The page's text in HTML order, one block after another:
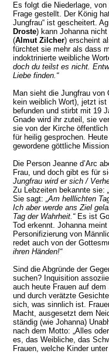
Es folgt die Niederlage,
Frage gestellt. Der König
Jungfrau“ ist gescheitert.
Droste) kann Johanna
(Almut Zilcher) erscheint
fürchtet sie mehr als dass
indoktrinierte weibliche
doch du teilst es nicht.
Liebe finden.“
Man sieht die Jungfrau von
kein weiblich Wort), jetzt
befunden und stirbt mit 19
Gnade wird ihr zuteil, sie
sie von der Kirche
für heilig gesprochen.
gewordene göttliche
Die Person Jeanne d’Arc
Frau, und doch gibt es für
Jungfrau wird er sich /
Zu Lebzeiten bekannte sie:
Sie sagt: „Am helllichten
Ich aber werde ans Ziel
Tag der Wahrheit.“Es ist
Tod erkennt. Johanna
Personifizierung von
redet auch von der
ihren Händen!“
Sind die Abgründe der
suchen? Inquisition
auch heute Frauen auf
und durch verätzte
sich, was sinnlich ist.
Macht, ausgesetzt dem
ständig (wie Johanna)
nach dem Motto: „Alles
es, das Weibliche, das
Frauen, welche Kinder